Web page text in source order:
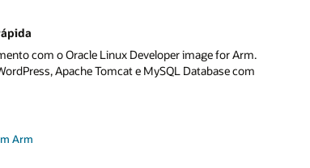
com o Oracle Linux Developer image for Arm.
Apache Tomcat e MySQL Database com
Arm